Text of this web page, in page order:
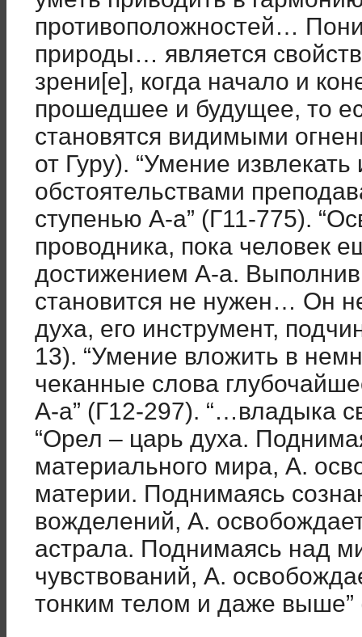
противоположностей…
природы… является
зрени[е], когда начало и
прошедшее и будущее, то
становятся видимыми
от Гуру). “Умение
обстоятельствами
ступенью А-а” (Г11-775).
проводника, пока человек
достижением А-а.
становится не нужен… Он
духа, его инструмент,
13). “Умение вложить в
чеканные слова
А-а” (Г12-297). “…владыка
“Орел – царь духа.
материального мира, А.
материи. Поднимаясь
вожделений, А.
астрала. Поднимаясь над
чувствований, А.
тонким телом и даже выше”